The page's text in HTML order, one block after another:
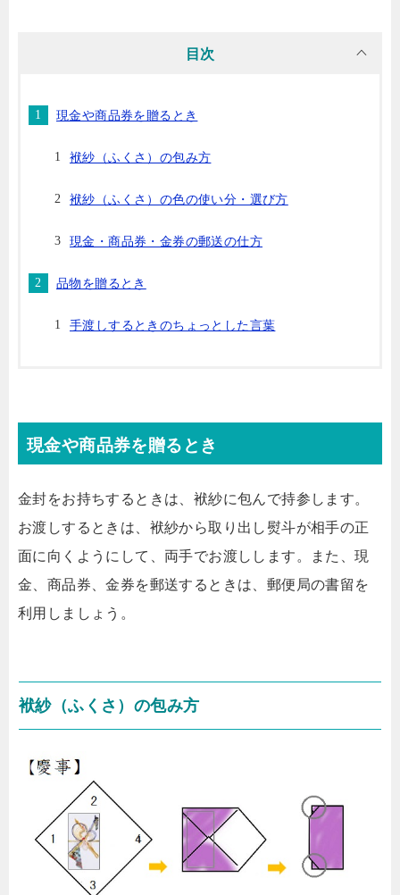
目次
現金や商品券を贈るとき
袱紗（ふくさ）の包み方
袱紗（ふくさ）の色の使い分・選び方
現金・商品券・金券の郵送の仕方
品物を贈るとき
手渡しするときのちょっとした言葉
現金や商品券を贈るとき
金封をお持ちするときは、袱紗に包んで持参します。
お渡しするときは、袱紗から取り出し熨斗が相手の正
面に向くようにして、両手でお渡しします。また、現
金、商品券、金券を郵送するときは、郵便局の書留を
利用しましょう。
袱紗（ふくさ）の包み方